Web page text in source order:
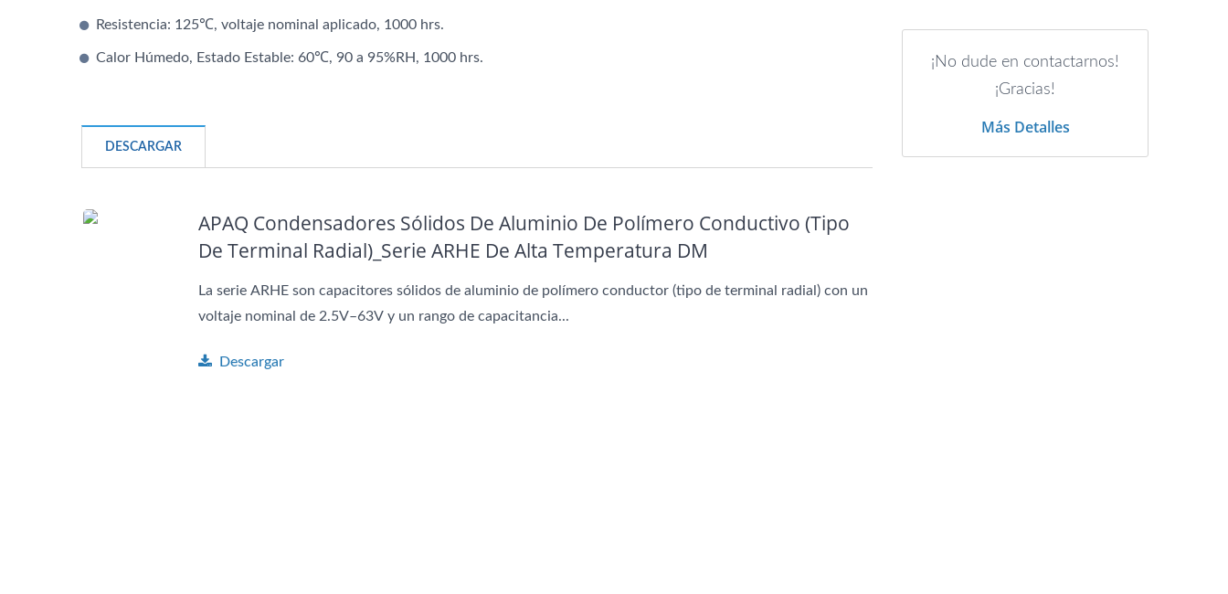
Resistencia: 125℃, voltaje nominal aplicado, 1000 hrs.
Calor Húmedo, Estado Estable: 60℃, 90 a 95%RH, 1000 hrs.
DESCARGAR
APAQ Condensadores Sólidos De Aluminio De Polímero Conductivo (Tipo
De Terminal Radial)_Serie ARHE De Alta Temperatura DM
La serie ARHE son capacitores sólidos de aluminio de polímero conductor (tipo de terminal radial) con un
voltaje nominal de 2.5V–63V y un rango de capacitancia...
Descargar
¡No dude en contactarnos!
¡Gracias!
Más Detalles